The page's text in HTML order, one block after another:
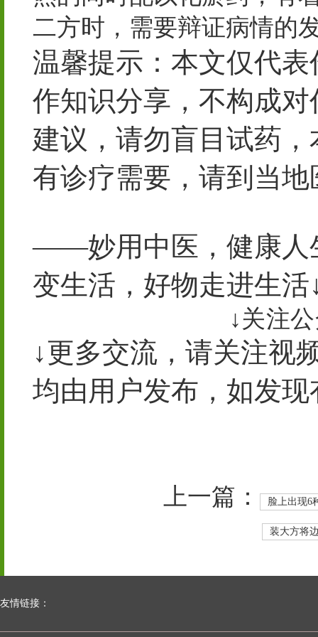
二方时，需要辩证病情的
温馨提示：本文仅代
作知识分享，不构成
建议，请勿盲目试药
有诊疗需要，请到当
——妙用中医，健康人
变生活，好物走进生
↓关注
↓更多交流，请关注视
均由用户发布，如发
上一篇： 脸上出现6
装大方将
友情链接：